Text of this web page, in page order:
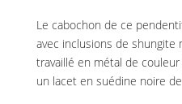
Le cabochon de ce
avec inclusions de
travaillé en métal de
un lacet en suédine noire